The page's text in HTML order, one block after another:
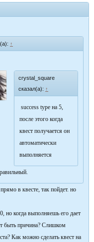
↑
crystal_square
сказал(а): ↑
success type на 5,
после этого когда
квест получается он
автоматически
выполняется
в квесте, так пойдет. но
но когда выполняешь его дает
быть причина? Слишком
Как можно сделать квест на